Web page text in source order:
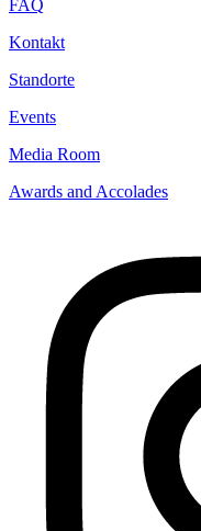
FAQ
Kontakt
Standorte
Events
Media Room
Awards and Accolades